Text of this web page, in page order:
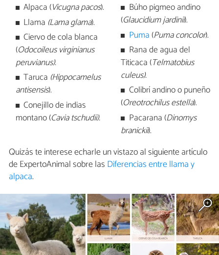
Alpaca (Vicugna pacos).
Llama (Lama glama).
Ciervo de cola blanca
(Odocoileus virginianus
peruvianus).
Taruca (Hippocamelus
antisensis).
Conejillo de indias
montano (Cavia tschudii).
Búho pigmeo andino
(Glaucidium jardinii).
Puma (Puma concolor).
Rana de agua del
Titicaca (Telmatobius
culeus).
Colibrí andino o puneño
(Oreotrochilus estella).
Pacarana (Dinomys
branickii).
Quizás te interese echarle un vistazo al siguiente artículo
de ExpertoAnimal sobre las Diferencias entre llama y
alpaca.